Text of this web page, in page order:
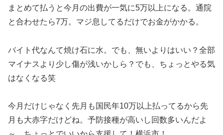
まとめて払うと今月の出費が一気に5万以上になる。通院
と合わせたら7万。マジ息してるだけでお金がかかる。
バイト代なんて焼け石に水。でも、無いよりはいい？全部
マイナスより少し傷が浅いかしら？でも、ちょっとやる気
はなくなる笑
今月だけじゃなく先月も国民年10万以上払ってるから先
月も大赤字だけどね。予防接種が高いし回数多いんだよ